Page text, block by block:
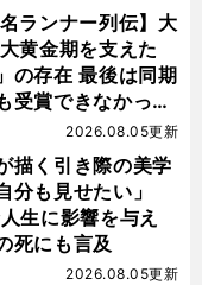
名ランナー列伝】大
黄金期を支えた
の存在 最後は同期
受賞できなかった
描く引き際の美学
分も見せたい」
生に影響を与え
死にも言及
2026.08.05更新
2026.08.05更新